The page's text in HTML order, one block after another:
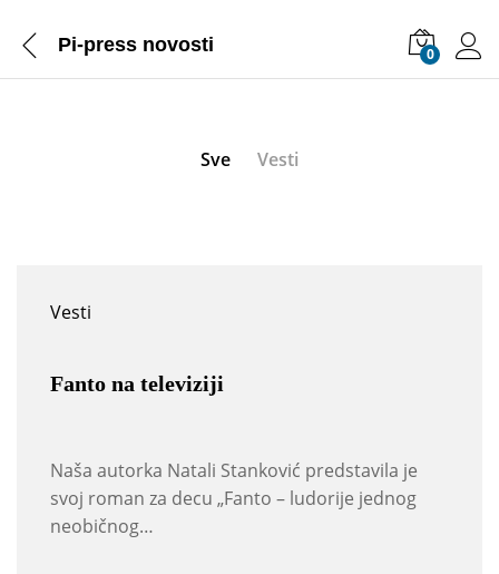
Pi-press novosti 0
Sve Vesti
Vesti
Fanto na televiziji
Naša autorka Natali Stanković predstavila je
svoj roman za decu „Fanto – ludorije jednog
neobičnog…